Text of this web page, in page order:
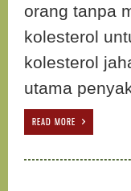
orang tanpa
kolesterol
kolesterol
utama
READ MORE